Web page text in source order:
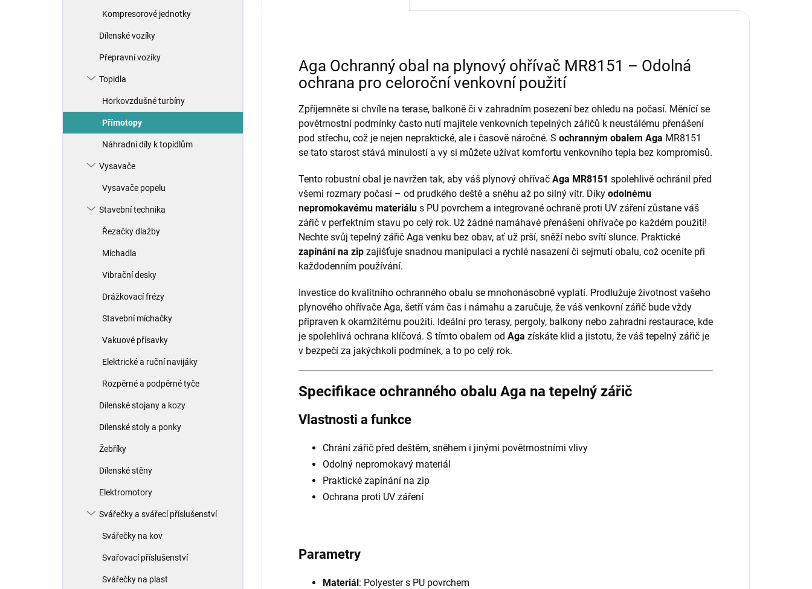
Kompresorové jednotky
Dílenské vozíky
Přepravní vozíky
Topidla
Horkovzdušné turbíny
Přímotopy
Náhradní díly k topidlům
Vysavače
Vysavače popelu
Stavební technika
Řezačky dlažby
Míchadla
Vibrační desky
Drážkovací frézy
Stavební míchačky
Vakuové přísavky
Elektrické a ruční navijáky
Rozpěrné a podpěrné tyče
Dílenské stojany a kozy
Dílenské stoly a ponky
Žebříky
Dílenské stěny
Elektromotory
Svářečky a svářecí příslušenství
Svářečky na kov
Svařovací příslušenství
Svářečky na plast
Aga Ochranný obal na plynový ohřívač MR8151 – Odolná
ochrana pro celoroční venkovní použití
Zpříjemněte si chvíle na terase, balkoně či v zahradním posezení bez ohledu na počasí. Měnící se
povětrnostní podmínky často nutí majitele venkovních tepelných zářičů k neustálému přenášení
pod střechu, což je nejen nepraktické, ale i časově náročné. S ochranným obalem Aga MR8151
se tato starost stává minulostí a vy si můžete užívat komfortu venkovního tepla bez kompromisů.
Tento robustní obal je navržen tak, aby váš plynový ohřívač Aga MR8151 spolehlivě ochránil před
všemi rozmary počasí – od prudkého deště a sněhu až po silný vítr. Díky odolnému
nepromokavému materiálu s PU povrchem a integrované ochraně proti UV záření zůstane váš
zářič v perfektním stavu po celý rok. Už žádné namáhavé přenášení ohřívače po každém použití!
Nechte svůj tepelný zářič Aga venku bez obav, ať už prší, sněží nebo svítí slunce. Praktické
zapínání na zip zajišťuje snadnou manipulaci a rychlé nasazení či sejmutí obalu, což oceníte při
každodenním používání.
Investice do kvalitního ochranného obalu se mnohonásobně vyplatí. Prodlužuje životnost vašeho
plynového ohřívače Aga, šetří vám čas i námahu a zaručuje, že váš venkovní zářič bude vždy
připraven k okamžitému použití. Ideální pro terasy, pergoly, balkony nebo zahradní restaurace, kde
je spolehlivá ochrana klíčová. S tímto obalem od Aga získáte klid a jistotu, že váš tepelný zářič je
v bezpečí za jakýchkoli podmínek, a to po celý rok.
Specifikace ochranného obalu Aga na tepelný zářič
Vlastnosti a funkce
Chrání zářič před deštěm, sněhem i jinými povětrnostními vlivy
Odolný nepromokavý materiál
Praktické zapínání na zip
Ochrana proti UV záření
Parametry
Materiál: Polyester s PU povrchem